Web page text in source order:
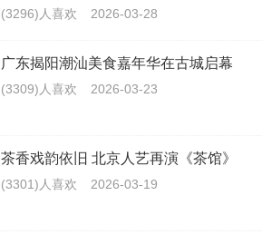
(3296)人喜欢 2026-03-28
广东揭阳潮汕美食嘉年华在古城启幕
(3309)人喜欢 2026-03-23
茶香戏韵依旧 北京人艺再演《茶馆》
(3301)人喜欢 2026-03-19